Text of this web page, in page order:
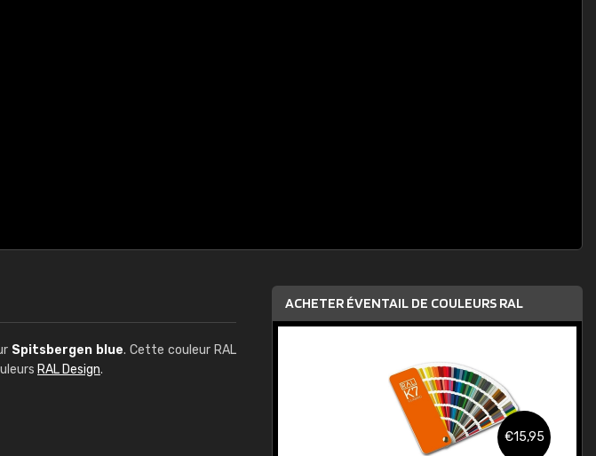
Spitsbergen blue. Cette couleur RAL
RAL Design.
ACHETER ÉVENTAIL DE COULEURS RAL
€15,95